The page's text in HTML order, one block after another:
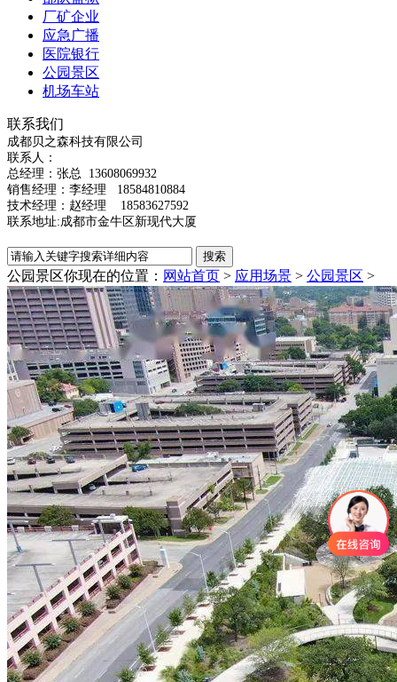
厂矿企业
应急广播
医院银行
公园景区
机场车站
联系我们
成都贝之森科技有限公司
联系人：
总经理： 张总 13608069932
销售经理：李经理 18584810884
技术经理：赵经理 18583627592
联系地址:成都市金牛区新现代大厦
公园景区你现在的位置： 网站首页 > 应用场景 > 公园景区 >